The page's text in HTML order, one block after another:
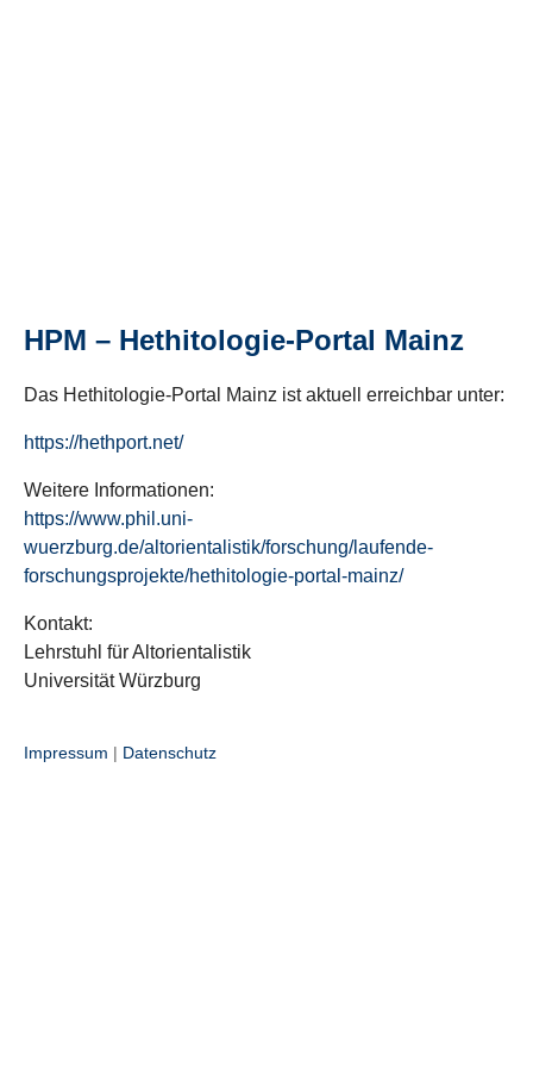
HPM – Hethitologie-Portal Mainz
Das Hethitologie-Portal Mainz ist aktuell erreichbar unter:
https://hethport.net/
Weitere Informationen:
https://www.phil.uni-
wuerzburg.de/altorientalistik/forschung/laufende-
forschungsprojekte/hethitologie-portal-mainz/
Kontakt:
Lehrstuhl für Altorientalistik
Universität Würzburg
Impressum | Datenschutz